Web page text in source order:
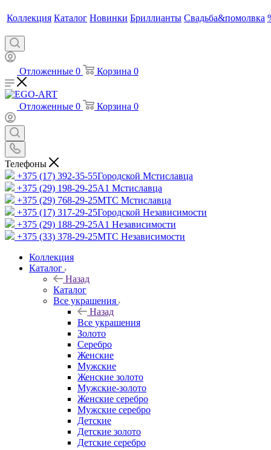
Коллекция Каталог Новинки Бриллианты Свадьба&помолвка
Отложенные 0 Корзина 0
Отложенные 0 Корзина 0
Телефоны
+375 (17) 392-35-55Городской Мстиславца
+375 (29) 198-29-25A1 Мстиславца
+375 (29) 768-29-25МТС Мстиславца
+375 (17) 317-29-25Городской Независимости
+375 (29) 188-29-25A1 Независимости
+375 (33) 378-29-25МТС Независимости
Коллекция
Каталог
Назад
Каталог
Все украшения
Назад
Все украшения
Золото
Серебро
Женские
Мужские
Женские золото
Мужские-золото
Женские серебро
Мужские серебро
Детские
Детские золото
Детские серебро